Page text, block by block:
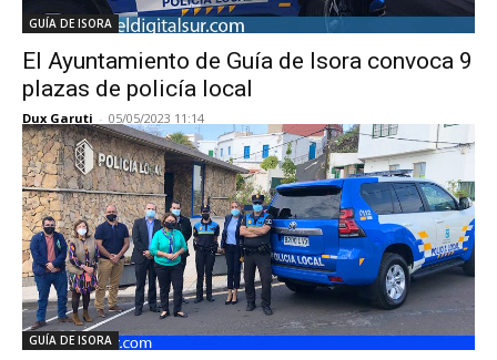
GUÍA DE ISORA
El Ayuntamiento de Guía de Isora convoca 9
plazas de policía local
Dux Garuti - 05/05/2023 11:14
GUÍA DE ISORA